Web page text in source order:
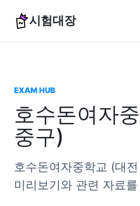
시험대장
EXAM HUB
호수돈여자
중구)
호수돈여자중학교 (대
미리보기와 관련 자료